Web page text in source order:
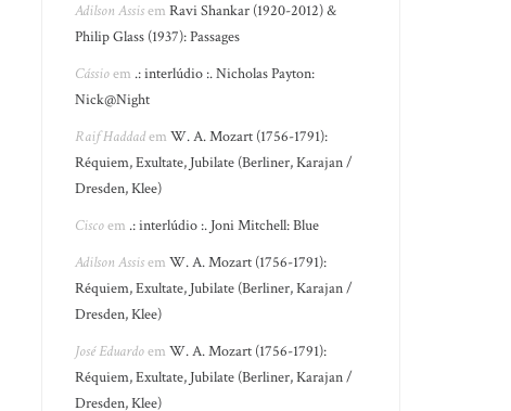
Adilson AssisemRavi Shankar (1920-2012) &
Philip Glass (1937): Passages
Cássioem .: interlúdio :. Nicholas Payton:
Nick@Night
Raif HaddademW. A. Mozart (1756-1791):
Réquiem, Exultate, Jubilate (Berliner, Karajan /
Dresden, Klee)
Ciscoem .: interlúdio :. Joni Mitchell: Blue
Adilson AssisemW. A. Mozart (1756-1791):
Réquiem, Exultate, Jubilate (Berliner, Karajan /
Dresden, Klee)
José EduardoemW. A. Mozart (1756-1791):
Réquiem, Exultate, Jubilate (Berliner, Karajan /
Dresden, Klee)